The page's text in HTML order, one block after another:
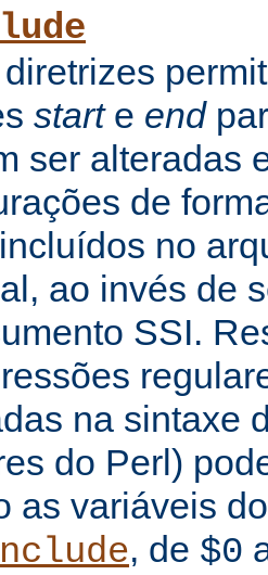
starte end
ser alteradas
de
no
ao invés de
SSI.
na sintaxe
do Perl)
as variáveis
, de $0